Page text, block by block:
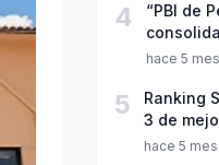
4
“PBI de
hace 5
5
Ranking
3 de
hace 5